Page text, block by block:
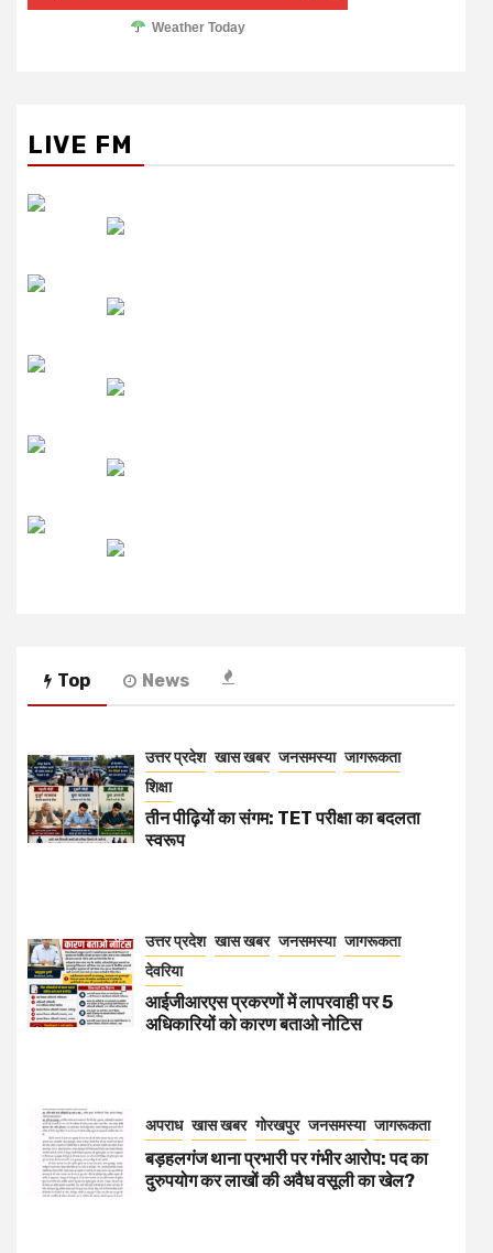
Weather Today
LIVE FM
Top News
उत्तर प्रदेश खास खबर जनसमस्या जागरूकता
शिक्षा
तीन पीढ़ियों का संगम: TET परीक्षा का बदलता
स्वरूप
उत्तर प्रदेश खास खबर जनसमस्या जागरूकता
देवरिया
आईजीआरएस प्रकरणों में लापरवाही पर 5
अधिकारियों को कारण बताओ नोटिस
अपराध खास खबर गोरखपुर जनसमस्या जागरूकता
बड़हलगंज थाना प्रभारी पर गंभीर आरोप: पद का
दुरुपयोग कर लाखों की अवैध वसूली का खेल?